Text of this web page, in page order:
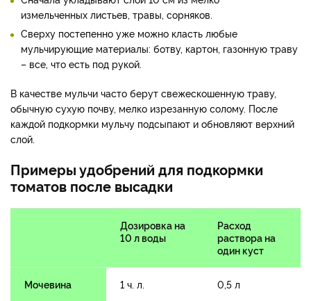
измельченных листьев, травы, сорняков.
Сверху постепенно уже можно класть любые
мульчирующие материалы: ботву, картон, газонную траву
– все, что есть под рукой.
В качестве мульчи часто берут свежескошенную траву,
обычную сухую почву, мелко изрезанную солому. После
каждой подкормки мульчу подсыпают и обновляют верхний
слой.
Примеры удобрений для подкормки
томатов после высадки
Дозировка на
10 л воды
Расход
раствора на
один куст
Мочевина 1 ч. л. 0,5 л